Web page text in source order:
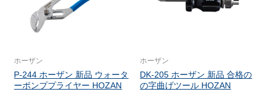
ホーザン
P-244 ホーザン 新品 ウォータ
ーポンププライヤー HOZAN
ホーザン
DK-205 ホーザン 新品 合格の
の字曲げツール HOZAN